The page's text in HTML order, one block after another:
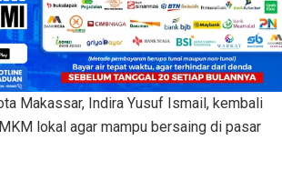
Makassar, Indira Yusuf Ismail, kembali
lokal agar mampu bersaing di pasar